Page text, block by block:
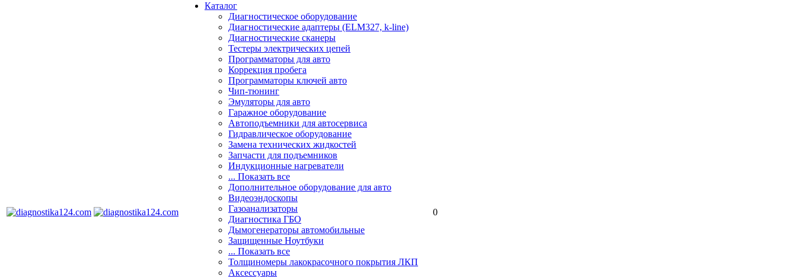
Каталог
Диагностическое оборудование
Диагностические адаптеры (ELM327, k-line)
Диагностические сканеры
Тестеры электрических цепей
Программаторы для авто
Коррекция пробега
Программаторы ключей авто
Чип-тюнинг
Эмуляторы для авто
Гаражное оборудование
Автоподъемники для автосервиса
Гидравлическое оборудование
Замена технических жидкостей
Запчасти для подъемников
Индукционные нагреватели
... Показать все
Дополнительное оборудование для авто
Видеоэндоскопы
Газоанализаторы
Диагностика ГБО
Дымогенераторы автомобильные
Защищенные Ноутбуки
... Показать все
Толщиномеры лакокрасочного покрытия ЛКП
Аксессуары
0